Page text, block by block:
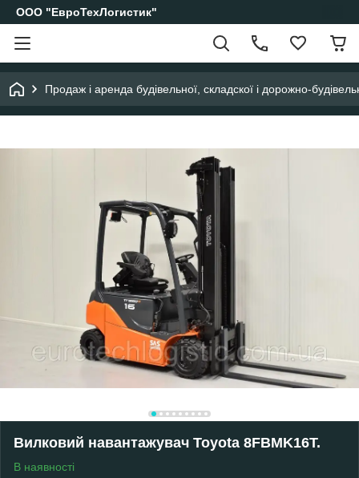
ООО "ЕвроТехЛогистик"
Продаж і аренда будівельної, складскої і дорожно-
Вилковий навантажувач Toyota 8FBMK16T.
В наявності